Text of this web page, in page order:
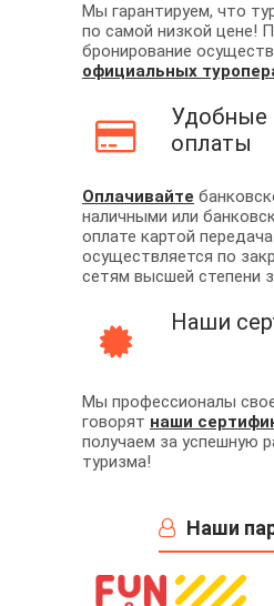
Мы гарантируем, что
по самой низкой цене!
бронирование
официальных
Удобные
оплаты
Оплачивайте
наличными или
оплате картой
осуществляется по
сетям высшей степени
Наши
Мы профессионалы
говорят наши
получаем за успешную
туризма!
Наши